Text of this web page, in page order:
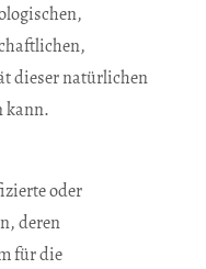
dieser natürlichen
kann.
oder
deren
für die